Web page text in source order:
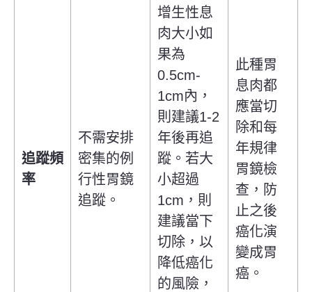
追蹤頻
率
不需安排
密集的例
行性胃鏡
追蹤。
增生性息
肉大小如
果為
0.5cm-
1cm內，
則建議1-2
年後再追
蹤。若大
小超過
1cm，則
建議當下
切除，以
降低癌化
的風險，
此種胃
息肉都
應當切
除和每
年規律
胃鏡檢
查，防
止之後
癌化演
變成胃
癌。